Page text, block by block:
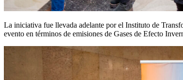
La iniciativa fue llevada adelante por el Instituto de
evento en términos de emisiones de Gases de Efecto